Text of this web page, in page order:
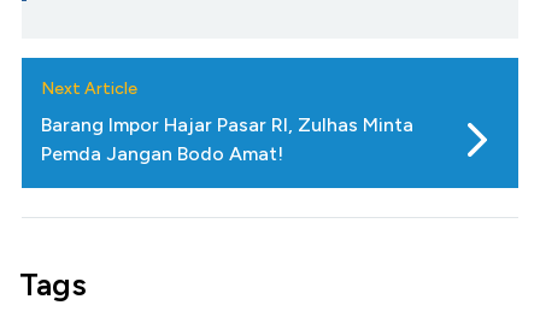
Next Article
Barang Impor Hajar Pasar RI, Zulhas Minta
Pemda Jangan Bodo Amat!
Tags